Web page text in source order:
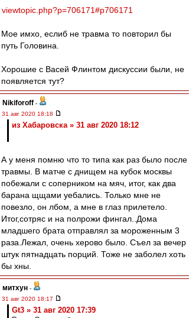
viewtopic.php?p=706171#p706171
Мое имхо, еслиб не травма то повторил бы
путь Головина.
Хорошие с Васей Флинтом дискуссии были, не
появляется тут?
Nikiforoff -
31 авг 2020 18:18
из Хабаровска » 31 авг 2020 18:12
А у меня помню что то типа как раз было после
травмы. В матче с днищем на кубок москвы
побежали с соперником на мяч, итог, как два
барана щщами уебались. Только мне не
повезло, он лбом, а мне в глаз прилетело.
Итог,сотряс и на полрожи фингал..Дома
младшего брата отправлял за мороженным 3
раза.Лежал, очень херово было. Съел за вечер
штук пятнадцать порций. Тоже не заболел хоть
бы хны.
митхун -
31 авг 2020 18:17
Gt3 » 31 авг 2020 17:39